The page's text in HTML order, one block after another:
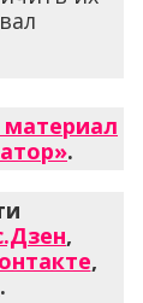
.
,
,
.